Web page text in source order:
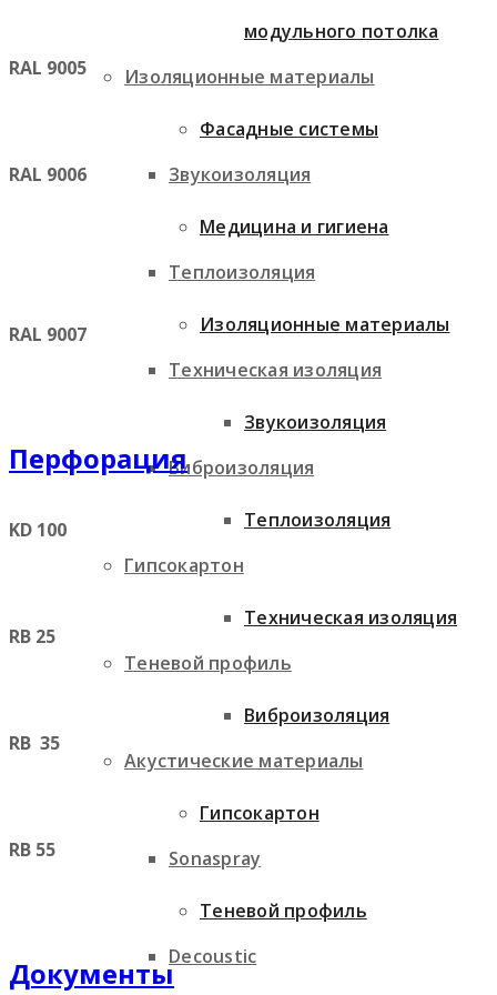
Изоляционные материалы
Звукоизоляция
Теплоизоляция
Техническая изоляция
Виброизоляция
Гипсокартон
Теневой профиль
Акустические материалы
Sonaspray
Decoustic
модульного потолка
Фасадные системы
Медицина и гигиена
Изоляционные материалы
Звукоизоляция
Теплоизоляция
Техническая изоляция
Виброизоляция
Гипсокартон
Теневой профиль
RAL 9005
RAL 9006
RAL 9007
Перфорация
KD 100
RB 25
RB 35
RB 55
Документы